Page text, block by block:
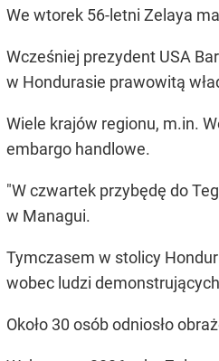
We wtorek 56-letni Zelaya
Wcześniej prezydent USA
w Hondurasie prawowitą
Wiele krajów regionu, m.in.
embargo handlowe.
"W czwartek przybędę do
w Managui.
Tymczasem w stolicy
wobec ludzi
Około 30 osób odniosło